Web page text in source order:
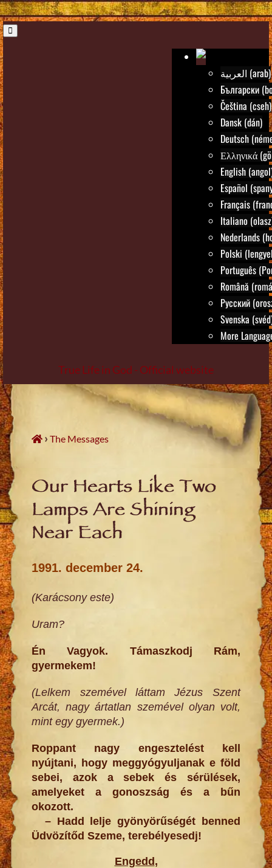
العربية (arab)
Български
Čeština (cseh)
Dansk (dán)
Deutsch
Ελληνικά
English
Español
Français
Italiano
Nederlands
Polski
Português
Română
Русский
Svenska
More
True Life in God - Official website
Skip
to
content
›The Messages
Our Hearts Like Two
Lamps Are Shining
Near Each
1991. december 24.
(Karácsony este)
Uram?
Én Vagyok. Támaszkodj Rám,
gyermekem!
(Lelkem szemével láttam Jézus Szent
Arcát, nagy ártatlan szemével olyan volt,
mint egy gyermek.)
Roppant nagy engesztelést kell
nyújtani, hogy meggyógyuljanak e föld
sebei, azok a sebek és sérülések,
amelyeket a gonoszság és a bűn
okozott.
– Hadd lelje gyönyörűségét benned
Üdvözítőd Szeme, terebélyesedj!
Engedd,